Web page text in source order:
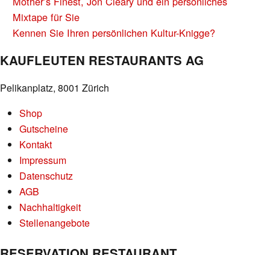
NAVIGATION
Mixtape für Sie
Kennen Sie Ihren persönlichen Kultur-Knigge?
KAUFLEUTEN RESTAURANTS AG
Pelikanplatz, 8001 Zürich
Shop
Gutscheine
Kontakt
Impressum
Datenschutz
AGB
Nachhaltigkeit
Stellenangebote